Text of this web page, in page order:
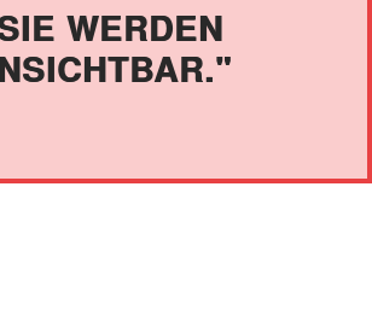
WERDEN